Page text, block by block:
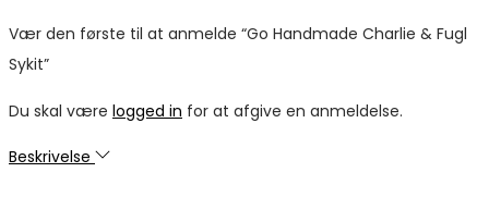
Vær den første til at anmelde “Go Handmade Charlie & Fugl
Sykit”
Du skal være logged in for at afgive en anmeldelse.
Beskrivelse